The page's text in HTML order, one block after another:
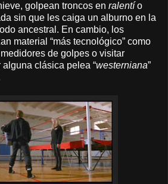
golpean troncos en ralentío
sin que les caiga un alburno en la
ancestral. En cambio, los
material “más tecnológico” como
de golpes o visitar
clásica pelea “westerniana”